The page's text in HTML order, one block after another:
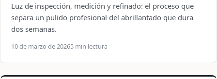
Luz de inspección, medición y refinado: el proceso que
separa un pulido profesional del abrillantado que dura
dos semanas.
10 de marzo de 20265 min lectura